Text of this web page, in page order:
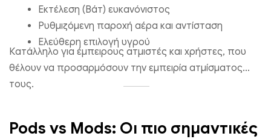
€8.67
Επιλέξτε επιλογές
Εκτέλεση (Βάτ) ευκανόνιστος
Ρυθμιζόμενη παροχή αέρα και αντίσταση
Ελεύθερη επιλογή υγρού
Κατάλληλο για έμπειρους ατμιστές και χρήστες, που
θέλουν να προσαρμόσουν την εμπειρία ατμίσματος
τους.
Pods vs Mods: Οι πιο σημαντικές